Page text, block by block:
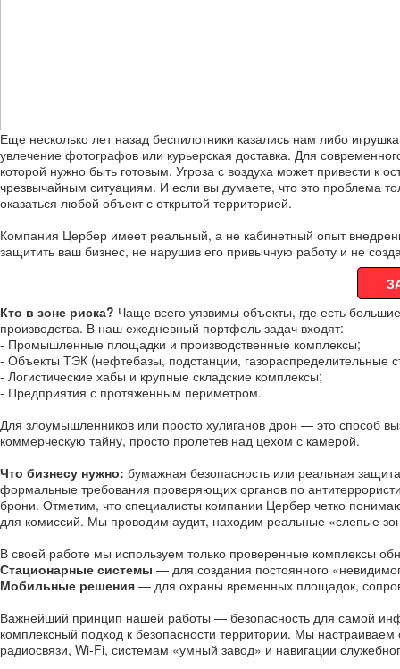
Еще несколько лет назад беспилотники казались нам либо
увлечение фотографов или курьерская доставка. Для
которой нужно быть готовым. Угроза с воздуха может привести к
чрезвычайным ситуациям. И если вы думаете, что это проблема
оказаться любой объект с открытой территорией.
Компания Цербер имеет реальный, а не кабинетный опыт
защитить ваш бизнес, не нарушив его привычную работу и не
Кто в зоне риска? Чаще всего уязвимы объекты, где есть
производства. В наш ежедневный портфель задач входят:
- Промышленные площадки и производственные комплексы;
- Объекты ТЭК (нефтебазы, подстанции, газораспределительные
- Логистические хабы и крупные складские комплексы;
- Предприятия с протяженным периметром.
Для злоумышленников или просто хулиганов дрон — это способ
коммерческую тайну, просто пролетев над цехом с камерой.
Что бизнесу нужно: бумажная безопасность или реальная
формальные требования проверяющих органов по
брони. Отметим, что специалисты компании Цербер четко
для комиссий. Мы проводим аудит, находим реальные «слепые
В своей работе мы используем только проверенные комплексы
Стационарные системы — для создания постоянного
Мобильные решения — для охраны временных площадок,
Важнейший принцип нашей работы — безопасность для самой
комплексный подход к безопасности территории. Мы
радиосвязи, Wi-Fi, системам «умный завод» и навигации